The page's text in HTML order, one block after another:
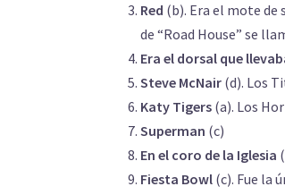
Red (b). Era el mote de
de “Road House” se
Era el dorsal que
Steve McNair (d). Los
Katy Tigers (a). Los
Superman (c)
En el coro de la Iglesia
Fiesta Bowl (c). Fue la